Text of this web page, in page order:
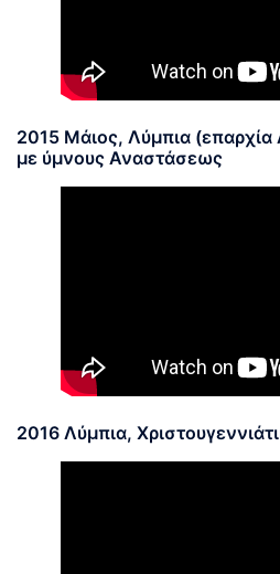
2015 Μάιος, Λύμπια
με ύμνους Αναστάσεως
2016 Λύμπια,